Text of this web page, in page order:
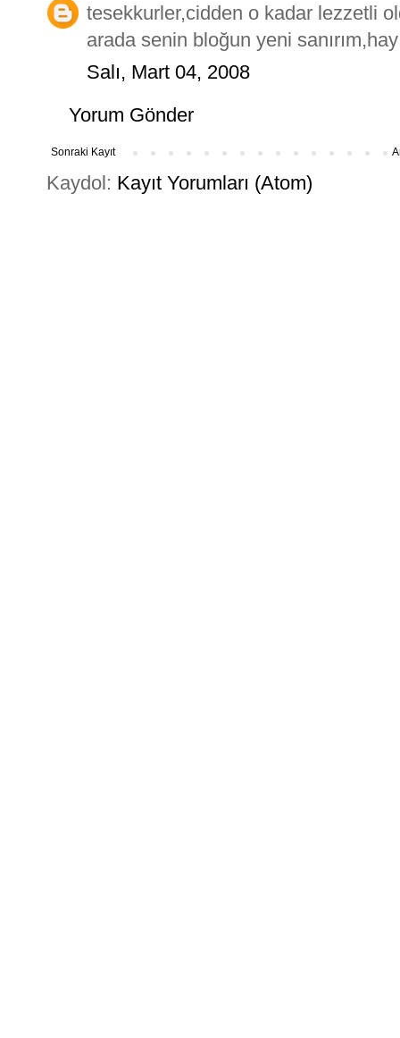
tesekkurler,cidden o kadar lezzetli
arada senin bloğun yeni
Salı, Mart 04, 2008
Yorum Gönder
Sonraki Kayıt
Kaydol: Kayıt Yorumları (Atom)